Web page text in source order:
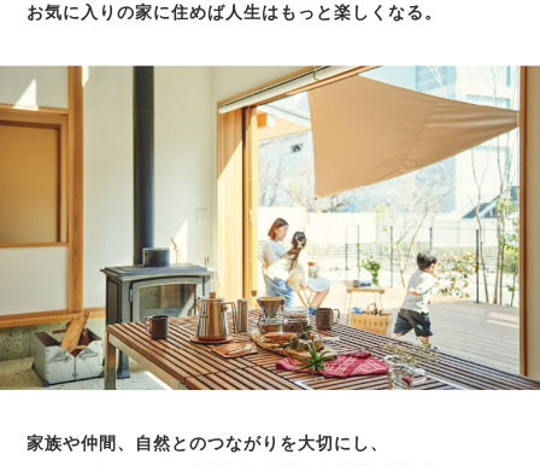
お気に入りの家に住めば人生はもっと楽しくなる。
家族や仲間、自然とのつながりを大切にし、